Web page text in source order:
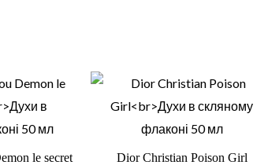
le secret
Dior Christian Poison Girl